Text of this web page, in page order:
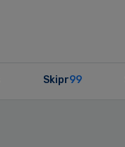
Skipr99